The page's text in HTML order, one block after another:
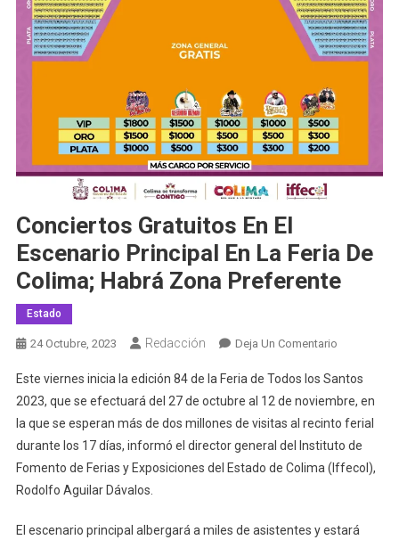
Conciertos Gratuitos En El
Escenario Principal En La Feria De
Colima; Habrá Zona Preferente
Estado
24 Octubre, 2023 Redacción Deja Un ComentarioEn
Gratuitos
En
El
Escenario
Principal
Feria
Este viernes inicia la edición 84 de la Feria de Todos los Santos
2023, que se efectuará del 27 de octubre al 12 de noviembre, en
la que se esperan más de dos millones de visitas al recinto ferial
durante los 17 días, informó el director general del Instituto de
Fomento de Ferias y Exposiciones del Estado de Colima (Iffecol),
Rodolfo Aguilar Dávalos.
El escenario principal albergará a miles de asistentes y estará